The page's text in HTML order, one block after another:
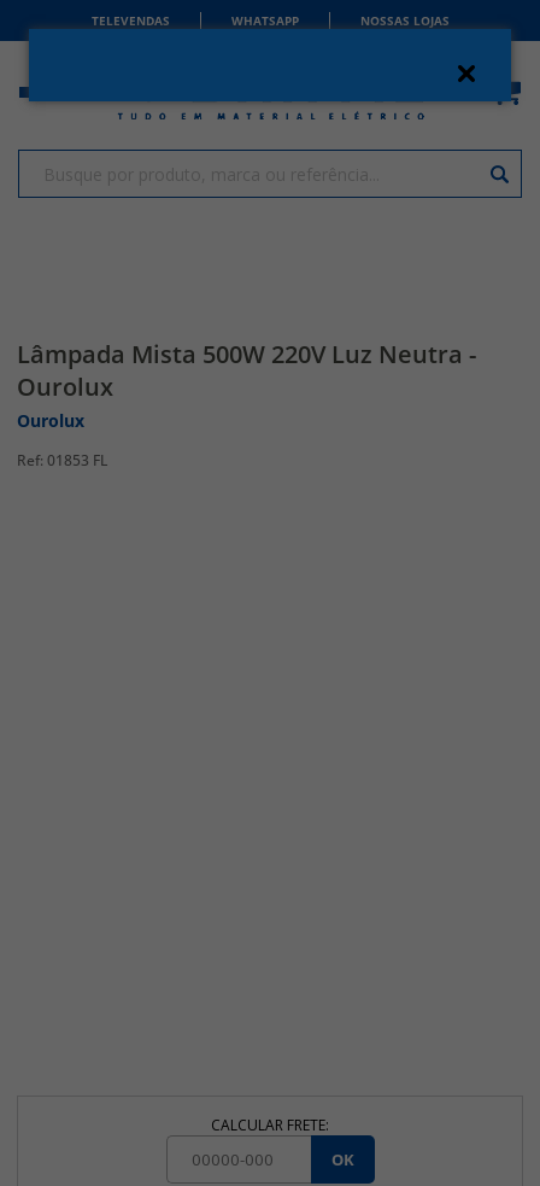
TELEVENDAS WHATSAPP NOSSAS LOJAS
Lâmpada Mista 500W 220V Luz Neutra -
Ourolux
Ourolux
01853 FL
CALCULAR FRETE:
OK